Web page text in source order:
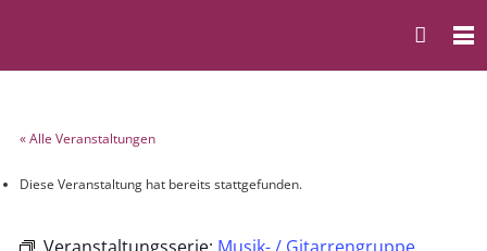
« Alle Veranstaltungen
Diese Veranstaltung hat bereits stattgefunden.